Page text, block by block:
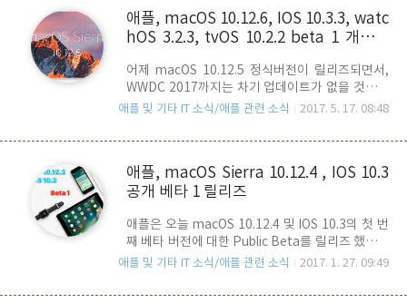
리즈 한 것으로 보여 집니다. macOS 버전기준으로
살펴 보자면, 우선 눈에 띄는 변화는 왼쪽 설정에서
으로 preset 설정화면으로 곧바로 전환할 수 있는
버튼들이 추가 되었습니다. 물론, 상단에 Print,
Filament, Printer 설정 버튼이 있기는 한데, 굳이
애플, macOS 10.12.6, IOS 10.3.3, watc
hOS 3.2.3, tvOS 10.2.2 beta 1 개발자
어제 macOS 10.12.5 정식버전이 릴리즈되면서,
WWDC 2017까지는 차기 업데이트가 없을 것으로
예상을 했는데, 이 예상이 빗나갔습니다. 애플은 오
번째 베타 버전을 공개 했습니다. macOS 뿐만 아
대한 beta 1 업데이트를 공개 했는데요..Release
Notes 상에는 이전 버전 대비 특이 사항은 없습니
minor beta d업데이트 버전을 내 놓았다는 것이
어떤 의미인지 좀 생각을 해 봐야 할 것 같습니다.
이미 WWDC 2017에서 차기 OS에 대한 발표가 있
..
애플 및 기타 IT 소식/애플 관련 소식 2017. 5. 17. 08:48
애플, macOS Sierra 10.12.4 , IOS 10.3
공개 베타 1 릴리즈
애플은 오늘 macOS 10.12.4 및 IOS 10.3의 첫 번
째 베타 버전에 대한 Public Beta를 릴리즈 했습니
다. 둘 다 빌드 넘버가 새롭게 올라갔기 때문에, 베
해야 합니다. Mac의 경우 Apple 베타 소프트웨어
애플 및 기타 IT 소식/애플 관련 소식 2017. 1. 27. 09:49